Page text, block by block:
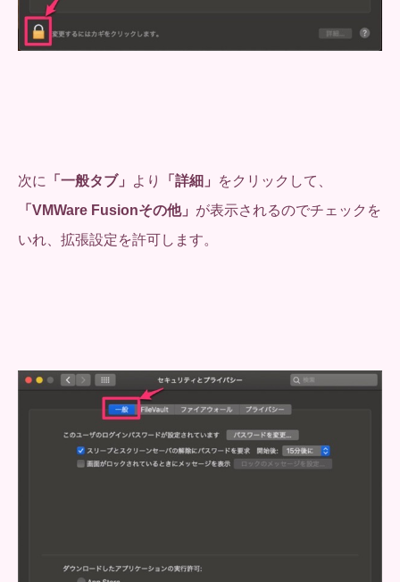
次に 「一般タブ」 より 「詳細」
をクリックして、
「VMWare Fusionその他」 が表示されるのでチェックを
いれ、拡張設定を許可します。